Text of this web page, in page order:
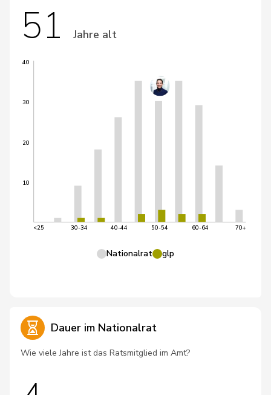
51 Jahre alt
10
20
30
40
<25 30-34 40-44 50-54 60-64 70+
Nationalrat glp
Dauer im Nationalrat
Wie viele Jahre ist das Ratsmitglied im Amt?